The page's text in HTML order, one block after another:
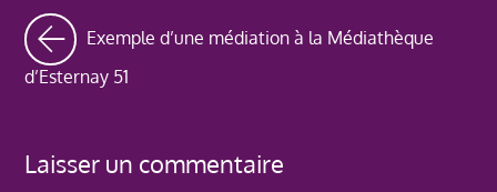
Exemple d’une médiation à la Médiathèque
d’Esternay 51
Laisser un commentaire